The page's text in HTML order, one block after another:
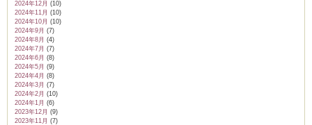
2024年12月 (10)
2024年11月 (10)
2024年10月 (10)
2024年9月 (7)
2024年8月 (4)
2024年7月 (7)
2024年6月 (8)
2024年5月 (9)
2024年4月 (8)
2024年3月 (7)
2024年2月 (10)
2024年1月 (6)
2023年12月 (9)
2023年11月 (7)